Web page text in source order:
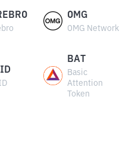
OMG
OMG Network
BAT
Basic
Attention
Token